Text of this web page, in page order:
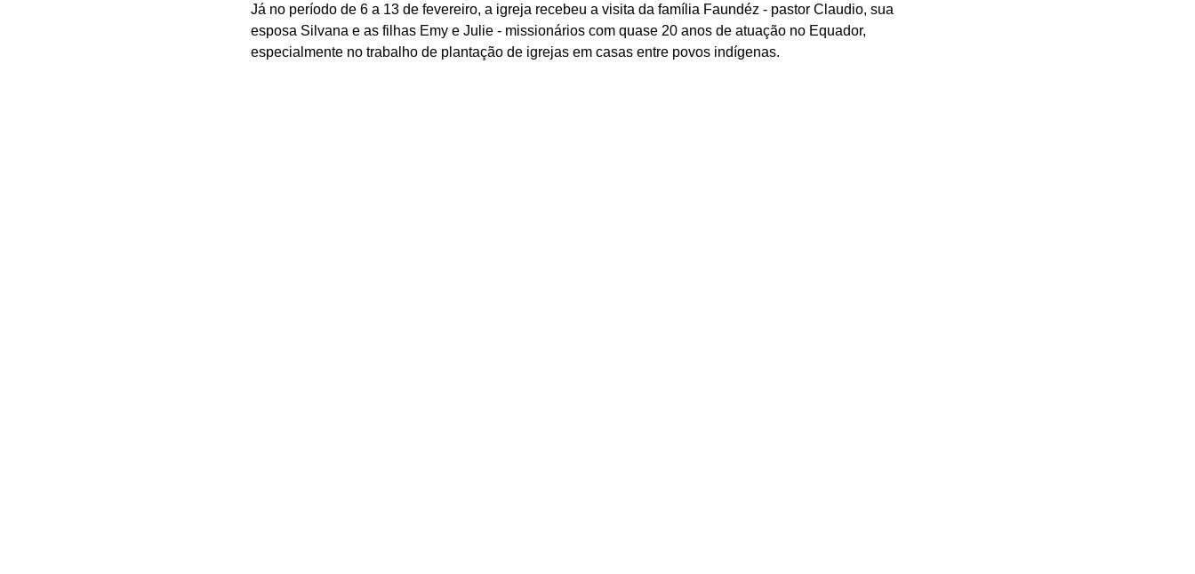
Já no período de 6 a 13 de fevereiro, a igreja recebeu a visita da família Faundéz - pastor Claudio, sua
esposa Silvana e as filhas Emy e Julie - missionários com quase 20 anos de atuação no Equador,
especialmente no trabalho de plantação de igrejas em casas entre povos indígenas.